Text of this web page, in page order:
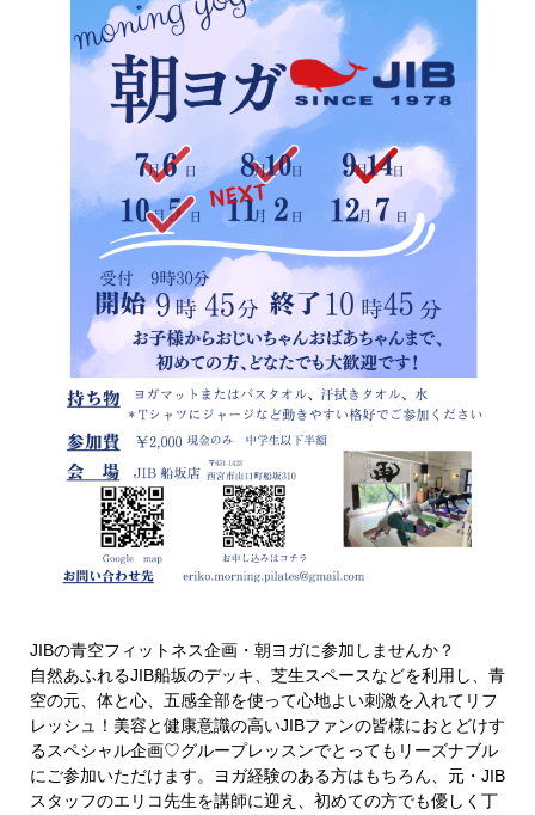
JIBの青空フィットネス企画・朝ヨガに参加しませんか？
自然あふれるJIB船坂のデッキ、芝生スペースなどを利用し、青
空の元、体と心、五感全部を使って心地よい刺激を入れてリフ
レッシュ！美容と健康意識の高いJIBファンの皆様におとどけす
るスペシャル企画♡グループレッスンでとってもリーズナブル
にご参加いただけます。ヨガ経験のある方はもちろん、元・JIB
スタッフのエリコ先生を講師に迎え、初めての方でも優しく丁